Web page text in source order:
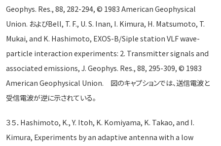
Geophys. Res., 88, 282-294, © 1983 American Geophysical
Union. およびBell, T. F., U. S. Inan, I. Kimura, H. Matsumoto, T.
Mukai, and K. Hashimoto, EXOS-B/Siple station VLF wave-
particle interaction experiments: 2. Transmitter signals and
associated emissions, J. Geophys. Res., 88, 295-309, © 1983
American Geophysical Union. 図のキャプションでは、送信電波と
受信電波が逆に示されている。
３５．Hashimoto, K., Y. Itoh, K. Komiyama, K. Takao, and I.
Kimura, Experiments by an adaptive antenna with a low